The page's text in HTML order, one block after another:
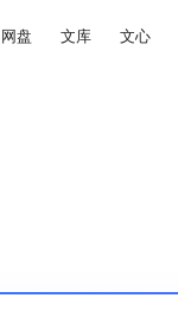
网盘 文库 文心